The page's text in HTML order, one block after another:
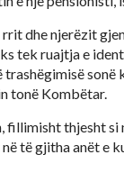
dhe njerëzit
tek ruajtja e
sonë
tonë Kombëtar.
thjesht si
të gjitha anët e